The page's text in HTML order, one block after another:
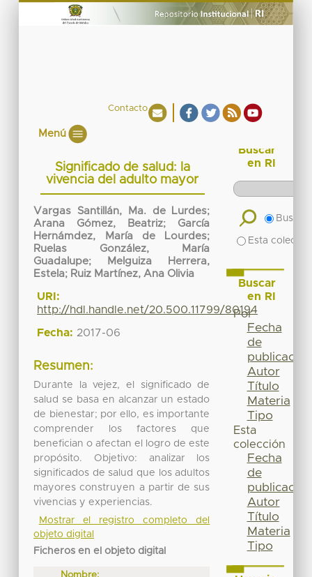
Contacto
Menú
Significado de salud: la
vivencia del adulto mayor
Vargas Santillán, Ma. de Lurdes;
Arana Gómez, Beatriz; García
Hernámdez, María de Lourdes;
Ruelas González, María
Guadalupe;
Melguiza Herrera,
Estela; Ruiz Martínez, Ana Olivia
URI:
http://hdl.handle.net/20.500.11799/80194
Fecha: 2017-06
Resumen:
Durante la vejez, el significado de
salud se basa en alcanzar un estado
de bienestar; por ello, es importante
comprender los factores que
benefician o afectan el logro de este
propósito. Objetivo: analizar los
significados de salud que los adultos
mayores construyen a partir de sus
vivencias y experiencias.
Mostrar el registro completo del
objeto digital
Ficheros en el objeto digital
Nombre:
Buscar
en RI
Buscar
Esta
Buscar
en RI
Por
Fecha
de
publicación
Autor
Título
Materia
Tipo
Esta
colección
Fecha
de
publicación
Autor
Título
Materia
Tipo